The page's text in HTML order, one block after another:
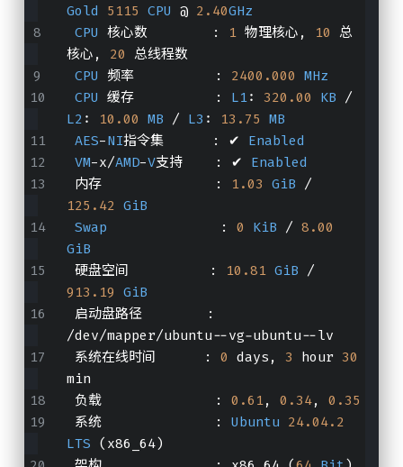
Gold 5115 CPU @ 2.40GHz
CPU 核心数        : 1 物理核心, 10 总
核心, 20 总线程数
CPU 频率          : 2400.000 MHz
CPU 缓存          : L1: 320.00 KB
L2 : 10.00 MB / L3 : 13.75 MB
AES-NI指令集      : ✔ Enabled
VM-x/AMD-V支持    : ✔ Enabled
内存              :
1.03 GiB
125.42 GiB
Swap
              :
0 KiB / 8.00
GiB
硬盘空间          :
10.81 GiB
913.19 GiB
/dev/mapper/ubuntu--vg-ubuntu--lv
系统在线时间      : 0 days, 3 hour 30
min
负载              : 0.61, 0.34, 0.35
系统              : Ubuntu 24.04.2
LTS (x86_64)